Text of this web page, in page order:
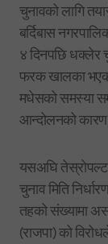
चुनावको लागि
बर्दिबास
४ दिनपछि धक्लेर
फरक खालका
मधेसको समस्या
आन्दोलनको कारण
यसअघि तेस्रोपल्ट
चुनाव मिति
तहको संख्यामा
(राजपा) को